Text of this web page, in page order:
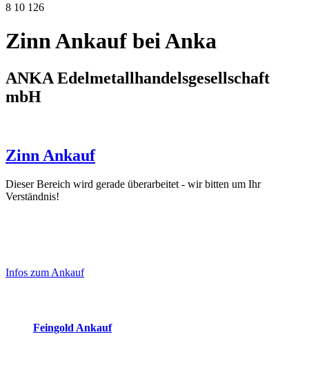
8 10 126
Zinn Ankauf bei Anka
ANKA Edelmetallhandelsgesellschaft
mbH
Zinn Ankauf
Dieser Bereich wird gerade überarbeitet - wir bitten um Ihr
Verständnis!
Sidebar
Infos zum Ankauf
Feingold Ankauf